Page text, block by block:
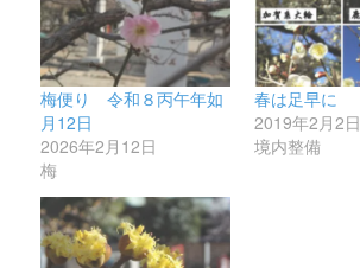
梅便り 令和８丙午年如
月12日
2026年2月12日
梅
春は足早に
2019年2月2日
境内整備